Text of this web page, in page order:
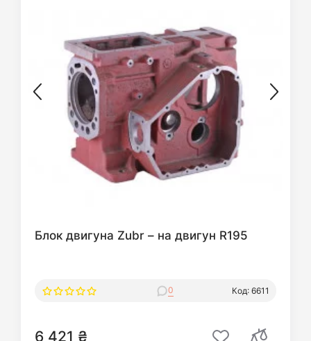
Блок двигуна Zubr – на двигун R195
0 Код: 6611
6 421 ₴